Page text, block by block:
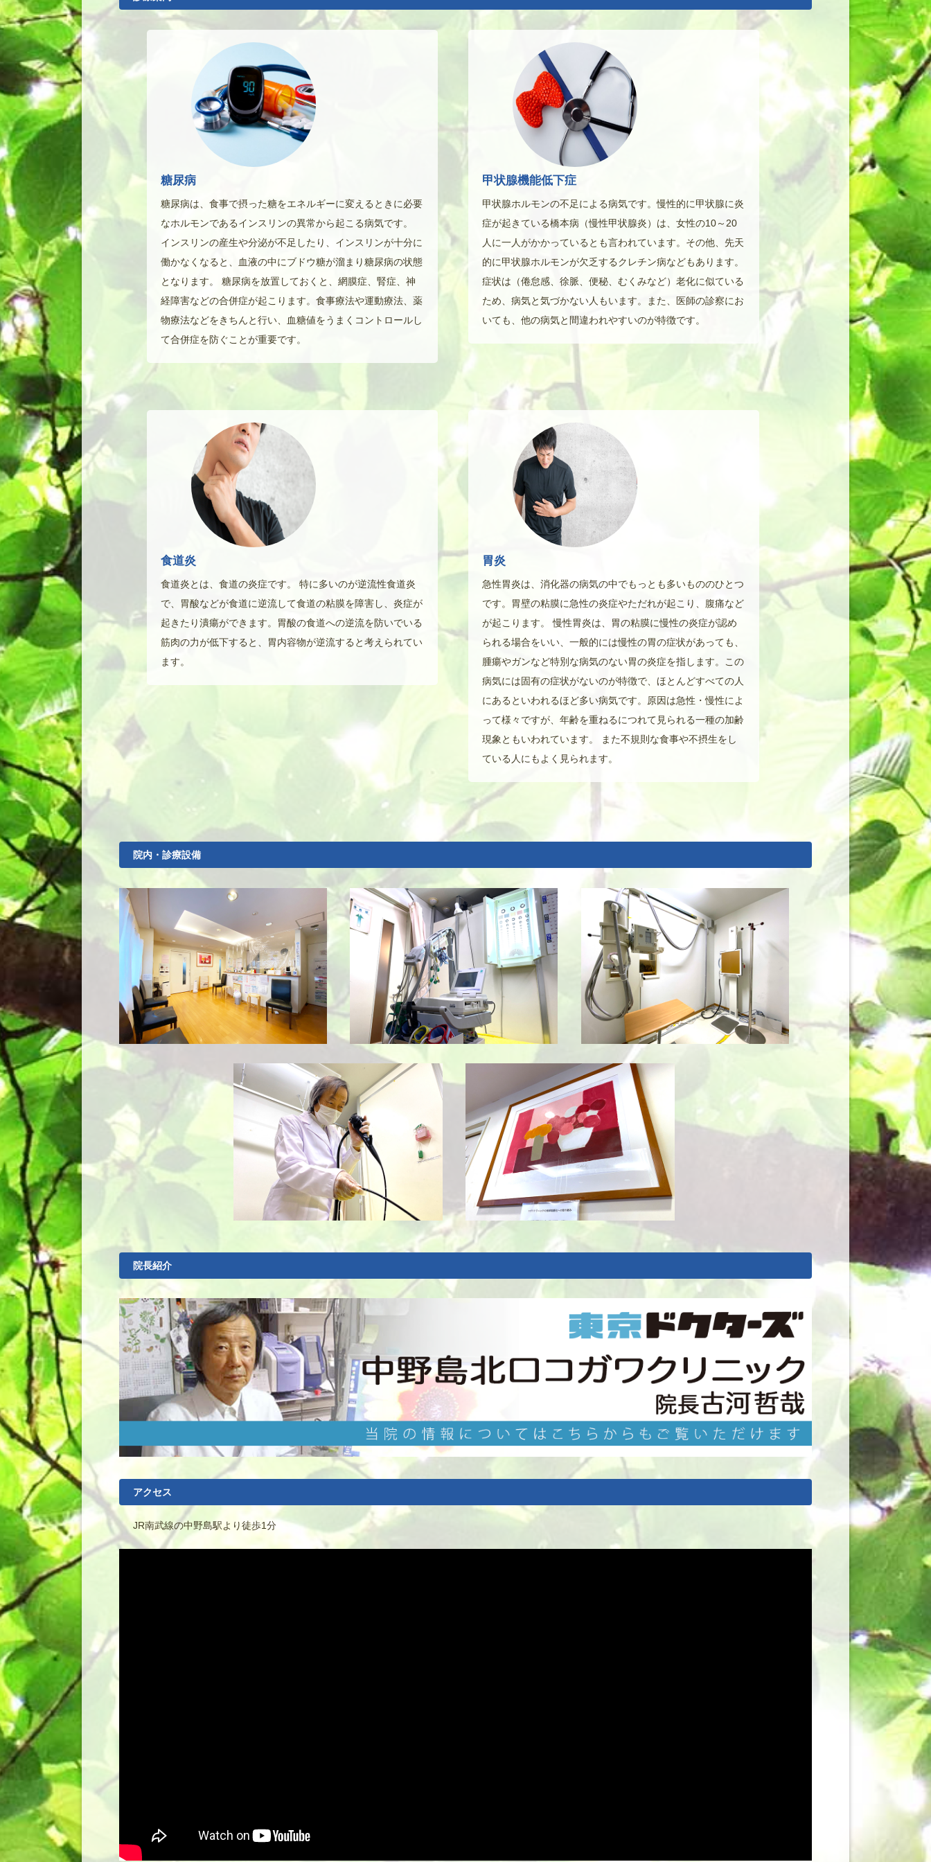
糖尿病
糖尿病は、食事で摂った糖をエネルギーに変えるときに必要
なホルモンであるインスリンの異常から起こる病気です。
インスリンの産生や分泌が不足したり、インスリンが十分に
働かなくなると、血液の中にブドウ糖が溜まり糖尿病の状態
となります。 糖尿病を放置しておくと、網膜症、腎症、神
経障害などの合併症が起こります。食事療法や運動療法、薬
物療法などをきちんと行い、血糖値をうまくコントロールし
て合併症を防ぐことが重要です。
甲状腺機能低下症
甲状腺ホルモンの不足による病気です。慢性的に甲状腺に炎
症が起きている橋本病（慢性甲状腺炎）は、女性の10～20
人に一人がかかっているとも言われています。その他、先天
的に甲状腺ホルモンが欠乏するクレチン病などもあります。
症状は（倦怠感、徐脈、便秘、むくみなど）老化に似ている
ため、病気と気づかない人もいます。また、医師の診察にお
いても、他の病気と間違われやすいのが特徴です。
食道炎
食道炎とは、食道の炎症です。 特に多いのが逆流性食道炎
で、胃酸などが食道に逆流して食道の粘膜を障害し、炎症が
起きたり潰瘍ができます。胃酸の食道への逆流を防いでいる
筋肉の力が低下すると、胃内容物が逆流すると考えられてい
ます。
胃炎
急性胃炎は、消化器の病気の中でもっとも多いもののひとつ
です。胃壁の粘膜に急性の炎症やただれが起こり、腹痛など
が起こります。 慢性胃炎は、胃の粘膜に慢性の炎症が認め
られる場合をいい、一般的には慢性の胃の症状があっても、
腫瘍やガンなど特別な病気のない胃の炎症を指します。この
病気には固有の症状がないのが特徴で、ほとんどすべての人
にあるといわれるほど多い病気です。原因は急性・慢性によ
って様々ですが、年齢を重ねるにつれて見られる一種の加齢
現象ともいわれています。 また不規則な食事や不摂生をし
ている人にもよく見られます。
院内・診療設備
院長紹介
アクセス
JR南武線の中野島駅より徒歩1分